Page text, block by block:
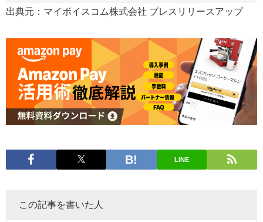
出典元：マイボイスコム株式会社 プレスリリースアップ
LINE
この記事を書いた人